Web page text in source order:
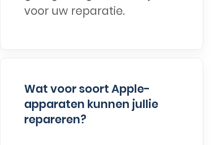
voor uw reparatie.
Wat voor soort Apple-
apparaten kunnen jullie
repareren?